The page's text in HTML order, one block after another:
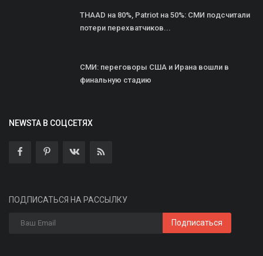
THAAD на 80%, Patriot на 50%: СМИ подсчитали
потери перехватчиков...
СМИ: переговоры США и Ирана вошли в
финальную стадию
NEWSTA В СОЦСЕТЯХ
ПОДПИСАТЬСЯ НА РАССЫЛКУ
Подписаться